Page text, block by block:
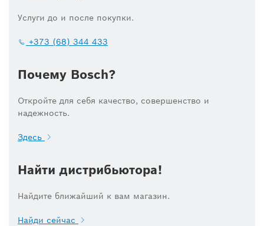
Услуги до и после покупки.
+373 (68) 344 433
Почему Bosch?
Откройте для себя качество, совершенство и
надежность.
Здесь
Найти дистрибьютора!
Найдите ближайший к вам магазин.
Найди сейчас